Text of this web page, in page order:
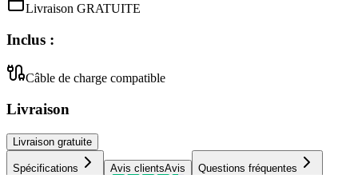
Livraison GRATUITE
Inclus :
Câble de charge compatible
Livraison
Livraison gratuite
Spécifications Avis clientsAvis Questions fréquentes